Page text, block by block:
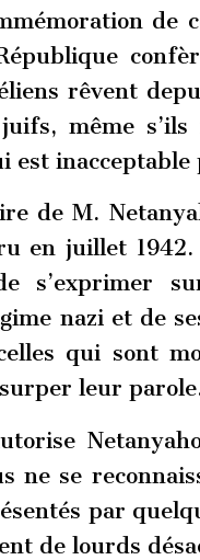
de
rêvent
même
est
de M.
en juillet
s’exprimer
nazi et de
qui sont
leur
ne se
par
de lourds